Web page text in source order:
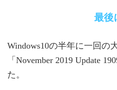
最後
Windows10の半年に一回の
「November 2019 Update
た。